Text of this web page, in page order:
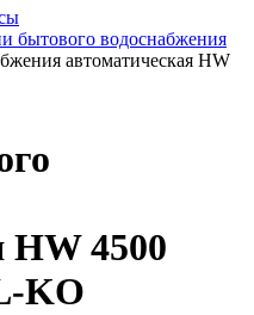
бытового водоснабжения
автоматическая HW
HW 4500
KO